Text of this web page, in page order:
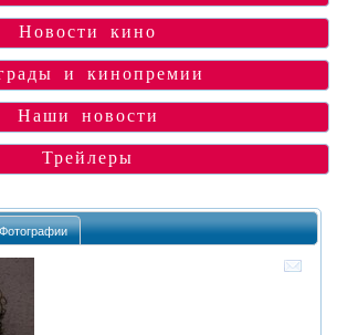
Новости кино
и кинопремии
Наши новости
Трейлеры